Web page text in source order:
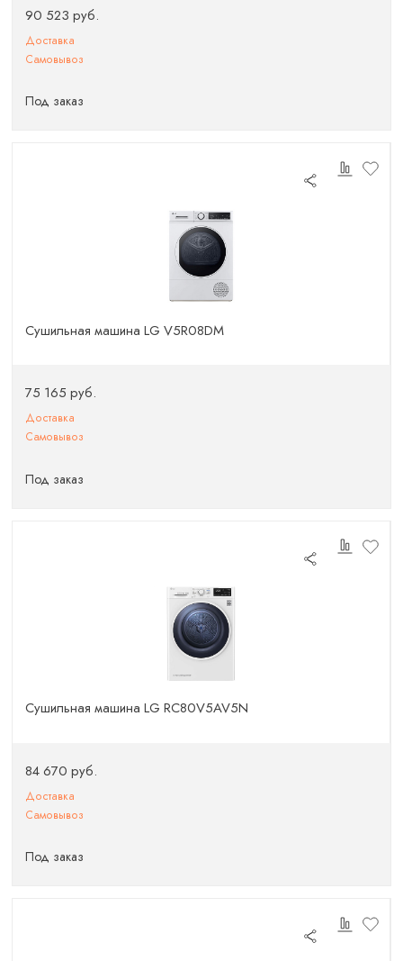
90 523 руб.
Доставка
Самовывоз
Под заказ
Сушильная машина LG V5R08DM
75 165 руб.
Доставка
Самовывоз
Под заказ
Сушильная машина LG RC80V5AV5N
84 670 руб.
Доставка
Самовывоз
Под заказ